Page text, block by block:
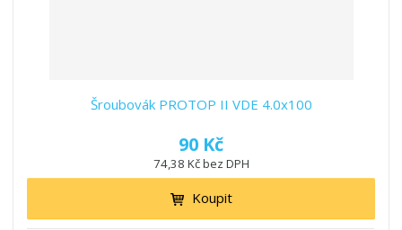
Šroubovák PROTOP II VDE 4.0x100
90 Kč
74,38 Kč bez DPH
Koupit